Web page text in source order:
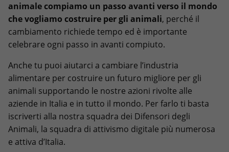
animale compiamo un passo avanti verso il mondo
che vogliamo costruire per gli animali, perché il
cambiamento richiede tempo ed è importante
celebrare ogni passo in avanti compiuto.
Anche tu puoi aiutarci a cambiare l’industria
alimentare per costruire un futuro migliore per gli
animali supportando le nostre azioni rivolte alle
aziende in Italia e in tutto il mondo. Per farlo ti basta
iscriverti alla nostra squadra dei Difensori degli
Animali, la squadra di attivismo digitale più numerosa
e attiva d’Italia.